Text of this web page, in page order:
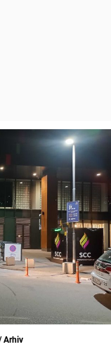
Arhiv